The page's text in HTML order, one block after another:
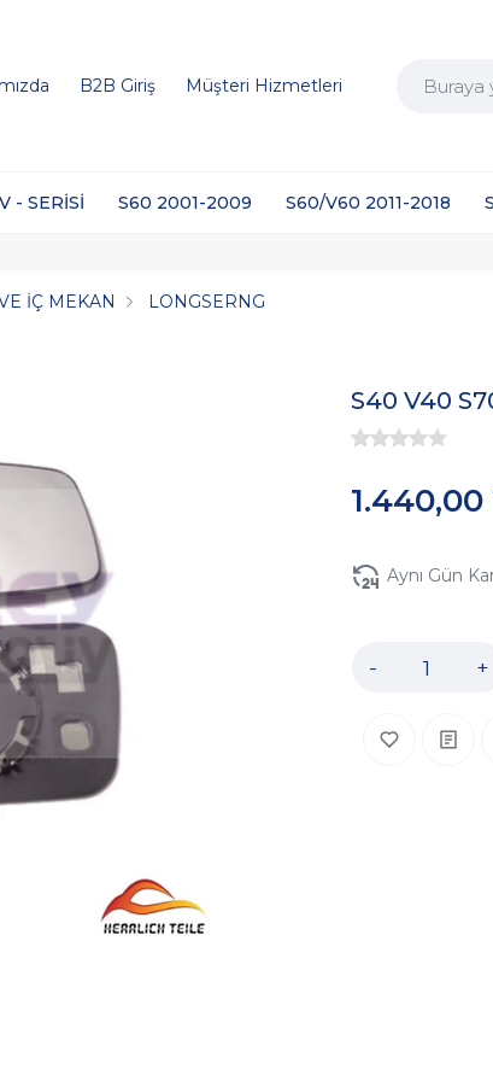
B2B Giriş Müşteri Hizmetleri
V - SERİSİ S60 2001-2009 S60/V60 2011-2018
İÇ MEKAN LONGSERNG
S40 V40
1.440,00
Aynı Gün
- +